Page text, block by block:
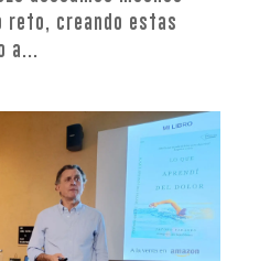
reto, creando estas
a...